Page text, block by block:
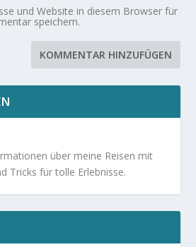
und Website in diesem Browser für
speichern.
über meine Reisen mit
Tricks für tolle Erlebnisse.